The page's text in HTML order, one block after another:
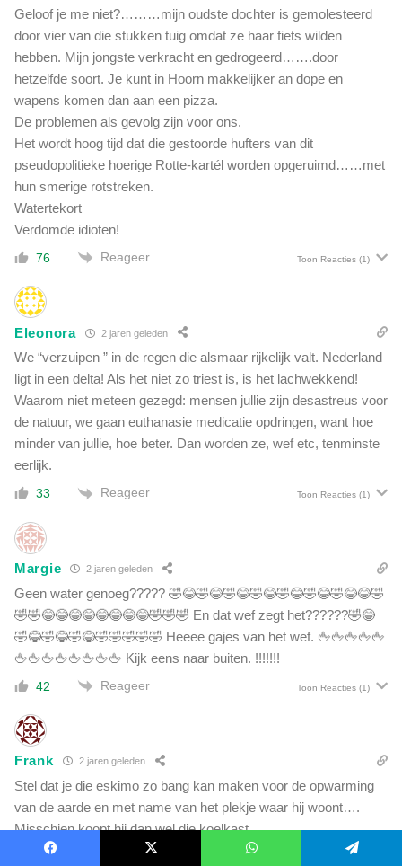
Geloof je me niet?………mijn oudste dochter is gemolesteerd
door vier van die stukken tuig omdat ze haar fiets wilden
hebben. Mijn jongste verkracht en gedrogeerd…….door
hetzelfde soort. Je kunt in Hoorn makkelijker an dope en
wapens komen dan aan een pizza.
De problemen als gevolg zijn voor ons.
Het wordt hoog tijd dat die gestoorde hufters van dit
pseudopolitieke hoerige Rotte-kartél worden opgeruimd……met
hun smerige rotstreken.
Watertekort
Verdomde idioten!
76 Reageer Toon Reacties (1)
Eleonora 2 jaren geleden
We “verzuipen ” in de regen die alsmaar rijkelijk valt. Nederland
ligt in een delta! Als het niet zo triest is, is het lachwekkend!
Waarom niet meteen gezegd: mensen jullie zijn desastreus voor
de natuur, we gaan euthanasie medicatie opdringen, want hoe
minder van jullie, hoe beter. Dan worden ze, wef etc, tenminste
eerlijk.
33 Reageer Toon Reacties (1)
Margie 2 jaren geleden
Geen water genoeg????? 🤣😂🤣😂🤣😂🤣😂🤣😂🤣😂🤣😂😂🤣
🤣🤣😂😂😂😂😂😂😂😂🤣🤣🤣 En dat wef zegt het??????🤣😂
🤣😂🤣😂🤣😂🤣🤣🤣🤣🤣 Heeee gajes van het wef. 🖕🖕🖕🖕🖕
🖕🖕🖕🖕🖕🖕🖕🖕 Kijk eens naar buiten. !!!!!!!
42 Reageer Toon Reacties (1)
Frank 2 jaren geleden
Stel dat je die eskimo zo bang kan maken voor de opwarming
van de aarde en met name van het plekje waar hij woont….
Misschien koopt hij dan wel die koelkast.
19 Reageer